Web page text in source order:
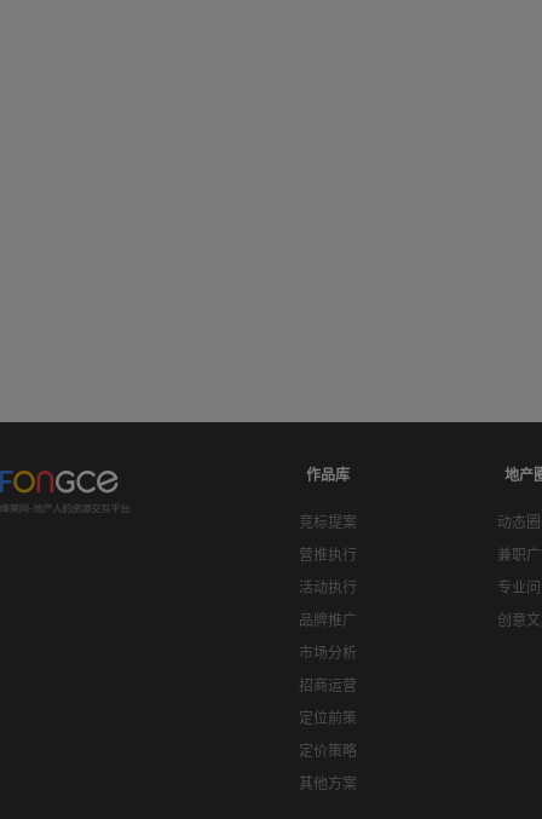
作品库
竞标提案
营推执行
活动执行
品牌推广
市场分析
招商运营
定位前策
定价策略
其他方案
地产
动态
兼职
专业
创意